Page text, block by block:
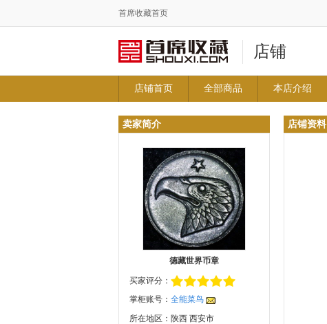
首席收藏首页
店铺
店铺首页 全部商品 本店介绍
卖家简介
德藏世界币章
买家评分：
掌柜账号： 全能菜鸟
所在地区：陕西 西安市
店铺资料